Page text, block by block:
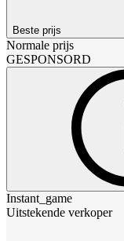
Beste prijs
Normale prijs
GESPONSORD
Instant_game
Uitstekende verkoper